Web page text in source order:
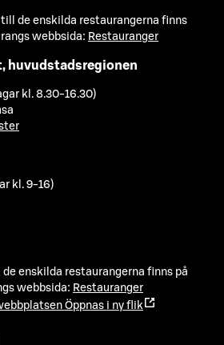
de enskilda restaurangerna finns
webbsida: Restauranger
huvudstadsregionen
kl. 8.30-16.30)
kl. 9-16)
enskilda restaurangerna finns på
webbsida: Restauranger
Öppnas i ny flik